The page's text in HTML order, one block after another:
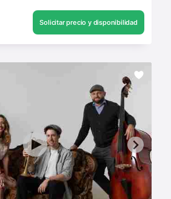
Solicitar precio y disponibilidad